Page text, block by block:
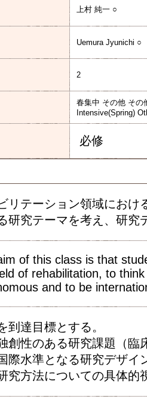
上村 純一 ○
Uemura Jyunichi ○
2
春集中 その他 その
Intensive(Spring)
必修
リテーション領域にお
研究テーマを考え、研
of this class is that
of rehabilitation, to
and to be
到達目標とする。
創性のある研究課題（
際水準となる研究デザ
究方法についての具体